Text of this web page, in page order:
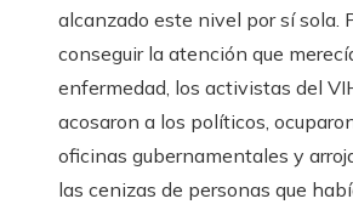
alcanzado este nivel por sí sola.
conseguir la atención que
enfermedad, los activistas del
acosaron a los políticos,
oficinas gubernamentales y
las cenizas de personas que